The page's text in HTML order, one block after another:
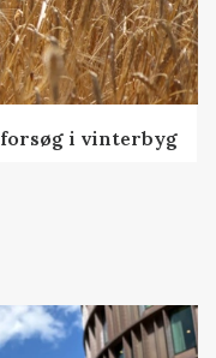
i vinterbyg